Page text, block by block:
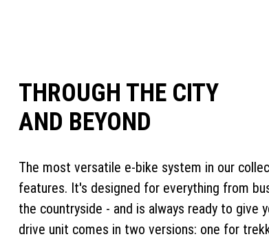
THROUGH THE CITY
AND BEYOND
The most versatile e-bike system in our
features. It's designed for everything from
the countryside - and is always ready to give
drive unit comes in two versions: one for